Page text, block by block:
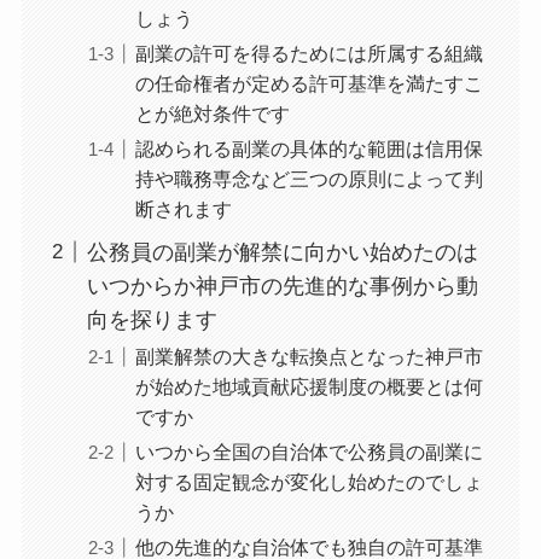
しょう
副業の許可を得るためには所属する組織
の任命権者が定める許可基準を満たすこ
とが絶対条件です
認められる副業の具体的な範囲は信用保
持や職務専念など三つの原則によって判
断されます
公務員の副業が解禁に向かい始めたのは
いつからか神戸市の先進的な事例から動
向を探ります
副業解禁の大きな転換点となった神戸市
が始めた地域貢献応援制度の概要とは何
ですか
いつから全国の自治体で公務員の副業に
対する固定観念が変化し始めたのでしょ
うか
他の先進的な自治体でも独自の許可基準